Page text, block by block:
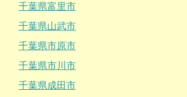
千葉県富里市
千葉県山武市
千葉県市原市
千葉県市川市
千葉県成田市